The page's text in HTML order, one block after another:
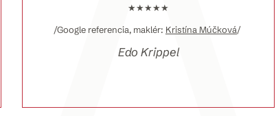
★★★★★
/Google referencia, maklér: Kristína Múčková/
Edo Krippel